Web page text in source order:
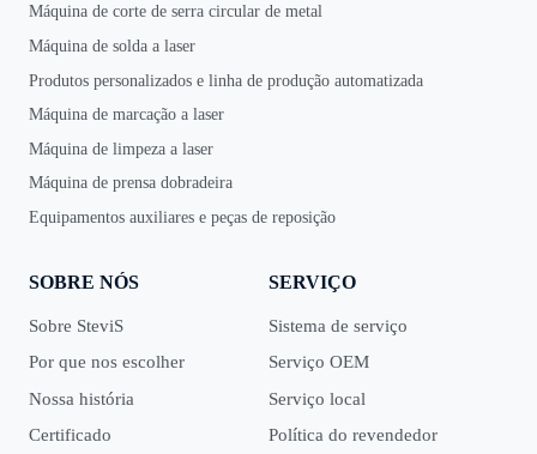
Máquina de corte de serra circular de metal
Máquina de solda a laser
Produtos personalizados e linha de produção automatizada
Máquina de marcação a laser
Máquina de limpeza a laser
Máquina de prensa dobradeira
Equipamentos auxiliares e peças de reposição
SOBRE NÓS
Sobre SteviS
Por que nos escolher
Nossa história
Certificado
SERVIÇO
Sistema de serviço
Serviço OEM
Serviço local
Política do revendedor